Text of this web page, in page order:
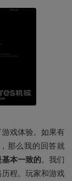
戏体验。如果有
那么我的回答就
本一致的。我们
程。玩家和游戏